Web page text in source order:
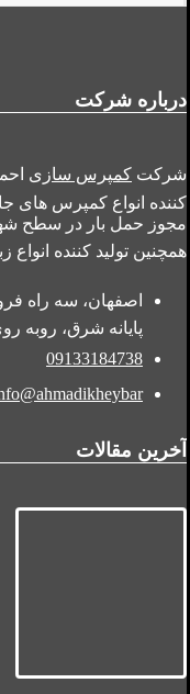
درباره شرکت
شرکت کمپرس سازی
کننده انواع کمپرس های
مجوز حمل بار در سطح
همچنین تولید کننده انواع
پایانه شرق، روبه
09133184738
آخرین مقالات